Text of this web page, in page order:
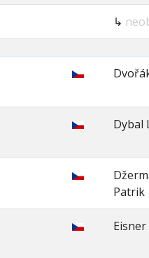
↳
Dybal
Patrik